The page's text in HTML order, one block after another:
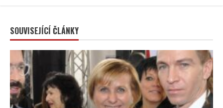
SOUVISEJÍCÍ ČLÁNKY